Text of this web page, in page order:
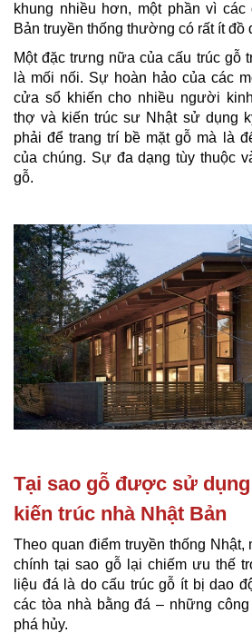
khung nhiều hơn, một phần vì
Bản truyền thống thường có rất ít đồ
Một đặc trưng nữa của cấu trúc gỗ
là mối nối. Sự hoàn hảo của các
cửa sổ khiến cho nhiều người
thợ và kiến trúc sư Nhật sử dụng
phải để trang trí bề mặt gỗ mà là
của chúng. Sự đa dạng tùy thuộc
gỗ.
Tại sao gỗ được sử
kiến trúc nhà Nhật Bản
Theo quan điểm truyền thống Nhật,
chính tại sao gỗ lại chiếm ưu thế
liệu đá là do cấu trúc gỗ ít bị dao
các tòa nhà bằng đá – những
phá hủy.